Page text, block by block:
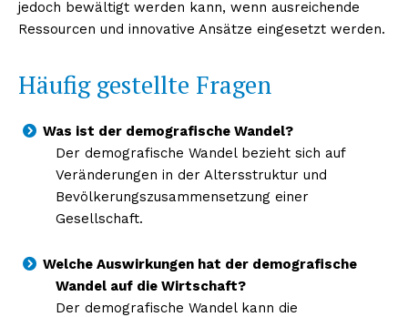
jedoch bewältigt werden kann, wenn ausreichende
Ressourcen und innovative Ansätze eingesetzt werden.
Häufig gestellte Fragen
Was ist der demografische Wandel?
Der demografische Wandel bezieht sich auf
Veränderungen in der Altersstruktur und
Bevölkerungszusammensetzung einer
Gesellschaft.
Welche Auswirkungen hat der demografische
Wandel auf die Wirtschaft?
Der demografische Wandel kann die